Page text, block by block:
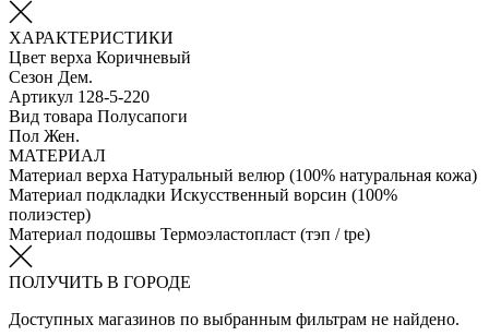
ХАРАКТЕРИСТИКИ
Цвет верха Коричневый
Сезон Дем.
Артикул 128-5-220
Вид товара Полусапоги
Пол Жен.
МАТЕРИАЛ
Материал верха Натуральный велюр (100% натуральная кожа)
Материал подкладки Искусственный ворсин (100%
полиэстер)
Материал подошвы Термоэластопласт (тэп / tpe)
ПОЛУЧИТЬ В ГОРОДЕ
Доступных магазинов по выбранным фильтрам не найдено.